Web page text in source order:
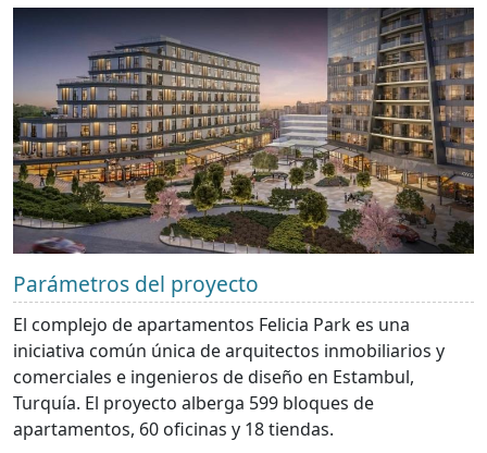
Parámetros del proyecto
El complejo de apartamentos Felicia Park es una
iniciativa común única de arquitectos inmobiliarios y
comerciales e ingenieros de diseño en Estambul,
Turquía. El proyecto alberga 599 bloques de
apartamentos, 60 oficinas y 18 tiendas.